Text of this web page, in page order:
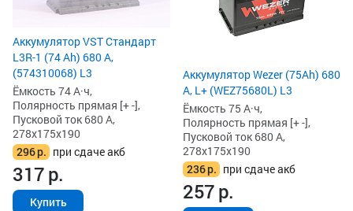
Аккумулятор VST Стандарт
L3R-1 (74 Ah) 680 А,
(574310068) L3
Ёмкость 74 А·ч,
Полярность прямая [+ -],
Пусковой ток 680 А,
278x175x190
296р. при сдаче акб
317р.
Купить
Аккумулятор Wezer (75Ah) 680
А, L+ (WEZ75680L) L3
Ёмкость 75 А·ч,
Полярность прямая [+ -],
Пусковой ток 680 А,
278x175x190
236р. при сдаче акб
257р.